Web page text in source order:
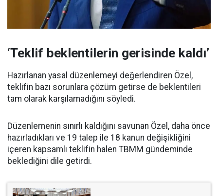
‘Teklif beklentilerin gerisinde kaldı’
Hazırlanan yasal düzenlemeyi değerlendiren Özel,
teklifin bazı sorunlara çözüm getirse de beklentileri
tam olarak karşılamadığını söyledi.
Düzenlemenin sınırlı kaldığını savunan Özel, daha önce
hazırladıkları ve 19 talep ile 18 kanun değişikliğini
içeren kapsamlı teklifin halen TBMM gündeminde
beklediğini dile getirdi.